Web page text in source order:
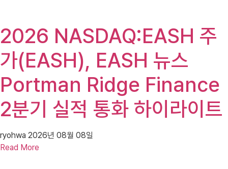
2026 NASDAQ:EASH 주
가(EASH), EASH 뉴스
Portman Ridge Finance
2분기 실적 통화 하이라이트
ryohwa 2026년 08월 08일
Read More